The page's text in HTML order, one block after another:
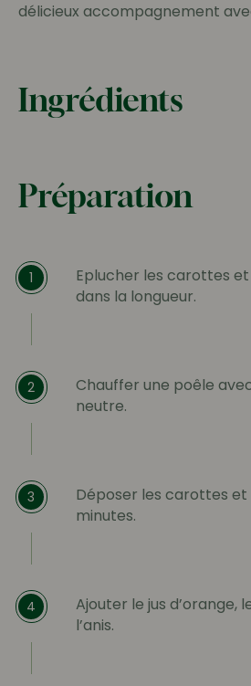
délicieux accompagnement
Ingrédients
Préparation
1
Eplucher les carottes
dans la longueur.
2
Chauffer une poêle
neutre.
3
Déposer les carottes et
minutes.
4
Ajouter le jus d’orange,
l’anis.